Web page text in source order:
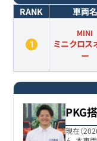
RANK 車両名
MINI
ミニクロス
ー
PKG
現在（